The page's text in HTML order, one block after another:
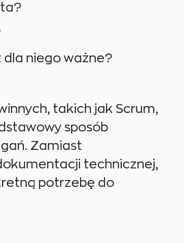
dla niego ważne?
takich jak Scrum,
sposób
Zamiast
technicznej,
potrzebę do